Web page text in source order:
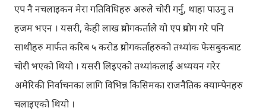
एप नै नचलाइकन मेरा गतिविधिहरु अरुले चोरी गर्नु, थाहा पाउनु त
हजम भएन । यसरी, केही लाख प्रयोगकर्ताले यो एप प्रयोग गरे पनि
साथीहरु मार्फत करिब ५ करोड प्रयोगकर्ताहरुको तथ्यांक फेसबुकबाट
चोरी भएको थियो । यसरी लिइएको तथ्यांकलाई अध्ययन गरेर
अमेरिकी निर्वाचनका लागि विभिन्न किसिमका राजनैतिक क्याम्पेनहरु
चलाइएको थियो ।